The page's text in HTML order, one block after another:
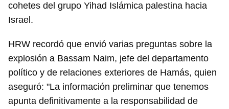
cohetes del grupo Yihad Islámica palestina hacia
Israel.
HRW recordó que envió varias preguntas sobre la
explosión a Bassam Naim, jefe del departamento
político y de relaciones exteriores de Hamás, quien
aseguró: "La información preliminar que tenemos
apunta definitivamente a la responsabilidad de